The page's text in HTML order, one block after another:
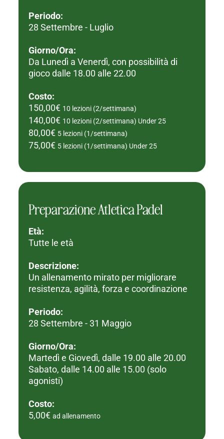
Periodo:
28 Settembre - Luglio
Giorno/Ora:
Da Lunedì a Venerdì, con possibilità di
gioco dalle 18.00 alle 22.00
Costo:
150,00€ 10 lezioni (2/settimana)
140,00€ 10 lezioni (2/settimana) Under 25
80,00€ 5 lezioni (1/settimana)
75,00€ 5 lezioni (1/settimana) Under 25
Preparazione Atletica Padel
Età:
Tutte le età
Descrizione:
Un allenamento mirato per migliorare
resistenza, agilità, forza e coordinazione
Periodo:
28 Settembre - 31 Maggio
Giorno/Ora:
Martedì e Giovedì, dalle 19.00 alle 20.00
Sabato, dalle 14.00 alle 15.00 (solo
agonisti)
Costo:
5,00€ad allenamento